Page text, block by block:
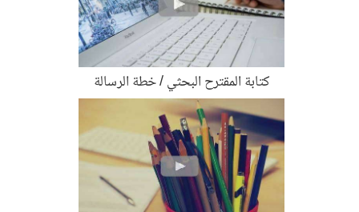
كتابة المقترح البحثي / خطة الرسالة